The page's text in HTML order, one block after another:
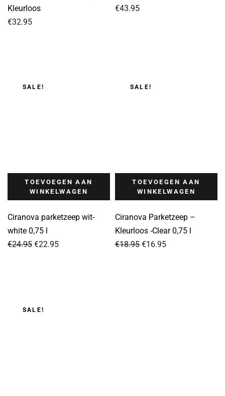
Kleurloos
€32.95
€43.95
SALE!
TOEVOEGEN AAN
WINKELWAGEN
Ciranova parketzeep wit-
white 0,75 l
€24.95
Oorspronkelijke
€22.95
Huidige
SALE!
TOEVOEGEN AAN
WINKELWAGEN
Ciranova Parketzeep –
Kleurloos -Clear 0,75 l
€18.95
Oorspronkelijke
€16.95
Huidige
SALE!